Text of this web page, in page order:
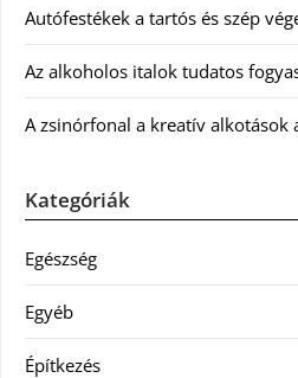
Autófestékek a tartós és szép
Az alkoholos italok tudatos
A zsinórfonal a kreatív alkotások
Kategóriák
Egészség
Egyéb
Építkezés